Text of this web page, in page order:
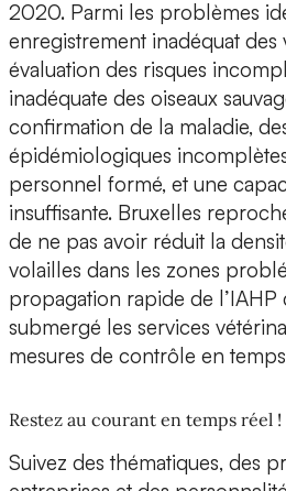
2020. Parmi les problèmes
enregistrement inadéquat des
évaluation des risques
inadéquate des oiseaux
confirmation de la maladie,
épidémiologiques
personnel formé, et une
insuffisante. Bruxelles
de ne pas avoir réduit la
volailles dans les zones
propagation rapide de l’IAHP
submergé les services
mesures de contrôle en
Restez au courant en temps réel !
Suivez des thématiques, des